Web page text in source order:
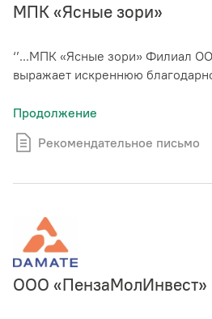
МПК «Ясные зори»
‘’...МПК «Ясные зори» Филиал
выражает искреннюю
Продолжение
Рекомендательное письмо
ООО «ПензаМолИнвест»